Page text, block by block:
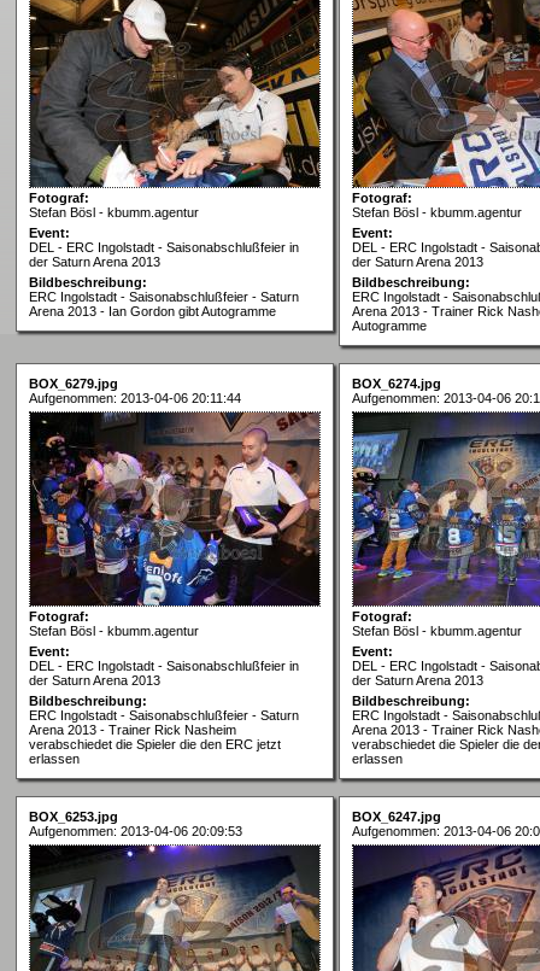
Fotograf:
Stefan Bösl - kbumm.agentur
Event:
DEL - ERC Ingolstadt - Saisonabschlußfeier in
der Saturn Arena 2013
Bildbeschreibung:
ERC Ingolstadt - Saisonabschlußfeier - Saturn
Arena 2013 - Ian Gordon gibt Autogramme
Fotograf:
Stefan Bösl - kbumm.agentur
Event:
DEL - ERC Ingolstadt -
der Saturn Arena 2013
Bildbeschreibung:
ERC Ingolstadt -
Arena 2013 - Trainer Rick
Autogramme
BOX_6279.jpg
Aufgenommen: 2013-04-06 20:11:44
Fotograf:
Stefan Bösl - kbumm.agentur
Event:
DEL - ERC Ingolstadt - Saisonabschlußfeier in
der Saturn Arena 2013
Bildbeschreibung:
ERC Ingolstadt - Saisonabschlußfeier - Saturn
Arena 2013 - Trainer Rick Nasheim
verabschiedet die Spieler die den ERC jetzt
erlassen
BOX_6274.jpg
Aufgenommen: 2013-04-06
Fotograf:
Stefan Bösl - kbumm.agentur
Event:
DEL - ERC Ingolstadt -
der Saturn Arena 2013
Bildbeschreibung:
ERC Ingolstadt -
Arena 2013 - Trainer Rick
verabschiedet die Spieler die
erlassen
BOX_6253.jpg
Aufgenommen: 2013-04-06 20:09:53
BOX_6247.jpg
Aufgenommen: 2013-04-06